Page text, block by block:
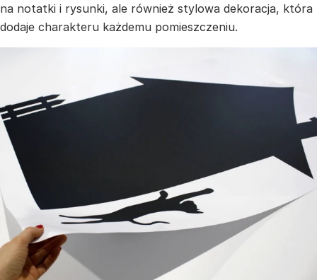
na notatki i rysunki, ale również stylowa dekoracja, która
dodaje charakteru każdemu pomieszczeniu.